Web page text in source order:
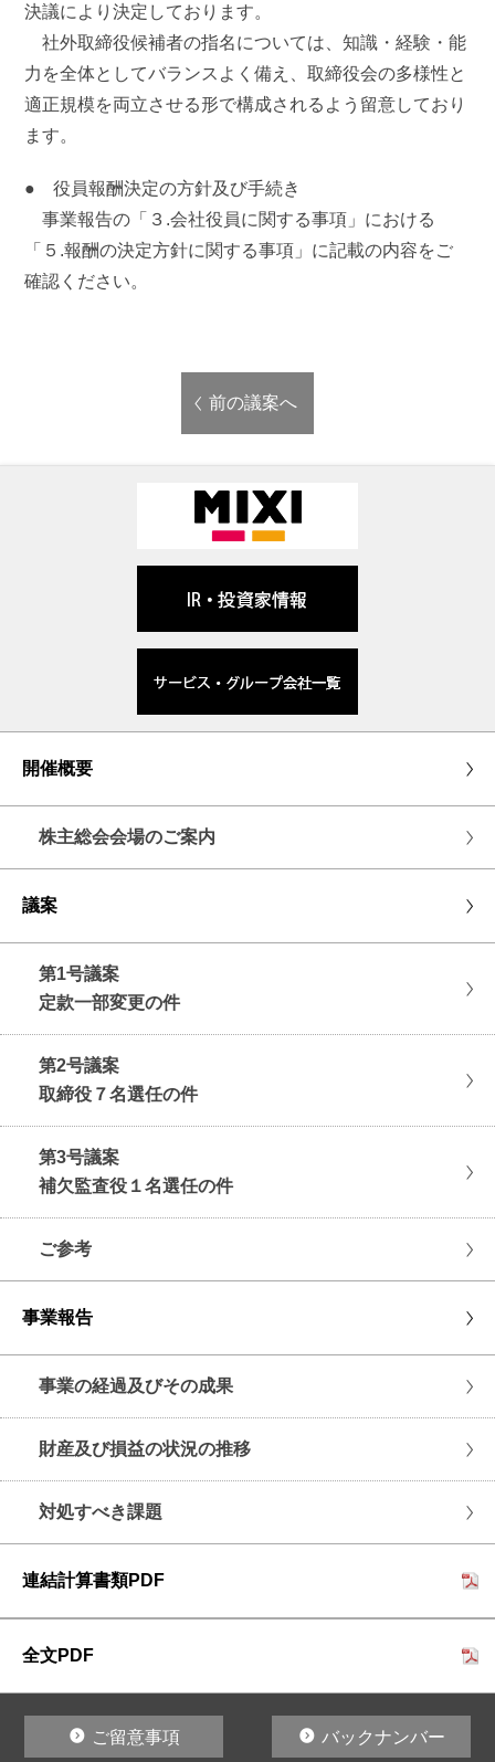
決議により決定しております。
社外取締役候補者の指名については、知識・経験・能
力を全体としてバランスよく備え、取締役会の多様性と
適正規模を両立させる形で構成されるよう留意しており
ます。
● 役員報酬決定の方針及び手続き
事業報告の「３.会社役員に関する事項」における
「５.報酬の決定方針に関する事項」に記載の内容をご
確認ください。
前の議案へ
開催概要
株主総会会場のご案内
議案
第1号議案
定款一部変更の件
第2号議案
取締役７名選任の件
第3号議案
補欠監査役１名選任の件
ご参考
事業報告
事業の経過及びその成果
財産及び損益の状況の推移
対処すべき課題
連結計算書類PDF
全文PDF
ご留意事項 バックナンバー